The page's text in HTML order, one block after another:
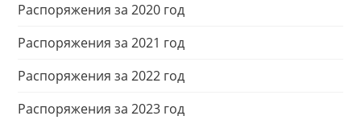
Распоряжения за 2020 год
Распоряжения за 2021 год
Распоряжения за 2022 год
Распоряжения за 2023 год